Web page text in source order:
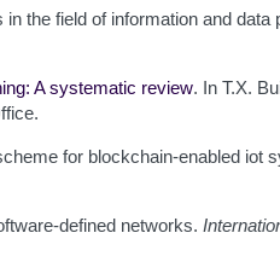
the field of information and data
A systematic review. In T.X.
for blockchain-enabled iot
defined networks.